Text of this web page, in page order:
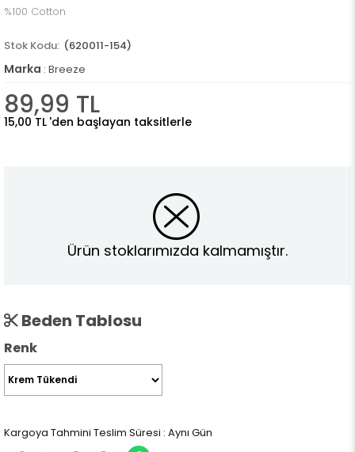
%100 Cotton
(620011-154)
Marka : Breeze
89,99 TL
15,00 TL 'den başlayan taksitlerle
Ürün stoklarımızda kalmamıştır.
Beden Tablosu
Renk
Kargoya Tahmini Teslim Süresi : Aynı Gün